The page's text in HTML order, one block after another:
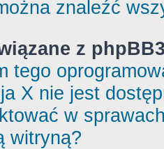
znaleźć
z
tego
X nie jest
w
witryną?